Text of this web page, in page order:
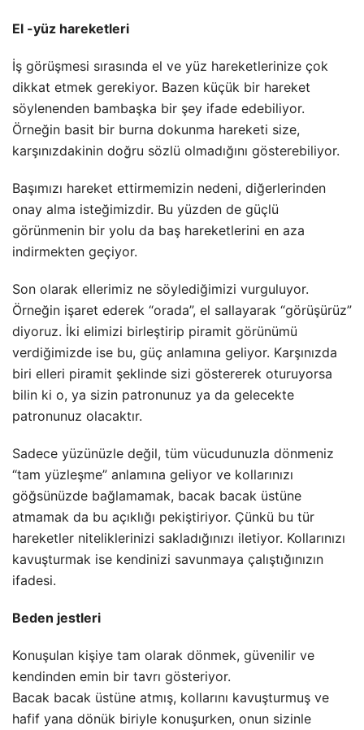
El -yüz hareketleri
İş görüşmesi sırasında el ve yüz hareketlerinize çok
dikkat etmek gerekiyor. Bazen küçük bir hareket
söylenenden bambaşka bir şey ifade edebiliyor.
Örneğin basit bir burna dokunma hareketi size,
karşınızdakinin doğru sözlü olmadığını gösterebiliyor.
Başımızı hareket ettirmemizin nedeni, diğerlerinden
onay alma isteğimizdir. Bu yüzden de güçlü
görünmenin bir yolu da baş hareketlerini en aza
indirmekten geçiyor.
Son olarak ellerimiz ne söylediğimizi vurguluyor.
Örneğin işaret ederek “orada”, el sallayarak “görüşürüz”
diyoruz. İki elimizi birleştirip piramit görünümü
verdiğimizde ise bu, güç anlamına geliyor. Karşınızda
biri elleri piramit şeklinde sizi göstererek oturuyorsa
bilin ki o, ya sizin patronunuz ya da gelecekte
patronunuz olacaktır.
Sadece yüzünüzle değil, tüm vücudunuzla dönmeniz
“tam yüzleşme” anlamına geliyor ve kollarınızı
göğsünüzde bağlamamak, bacak bacak üstüne
atmamak da bu açıklığı pekiştiriyor. Çünkü bu tür
hareketler niteliklerinizi sakladığınızı iletiyor. Kollarınızı
kavuşturmak ise kendinizi savunmaya çalıştığınızın
ifadesi.
Beden jestleri
Konuşulan kişiye tam olarak dönmek, güvenilir ve
kendinden emin bir tavrı gösteriyor.
Bacak bacak üstüne atmış, kollarını kavuşturmuş ve
hafif yana dönük biriyle konuşurken, onun sizinle